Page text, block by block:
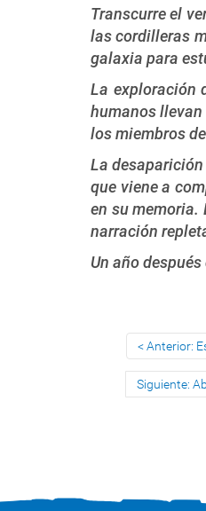
Transcurre el
las cordilleras
galaxia para
La exploración
humanos llevan
los miembros
La
que viene a
en su memoria.
narración
Un año
Anterior:
Siguiente: